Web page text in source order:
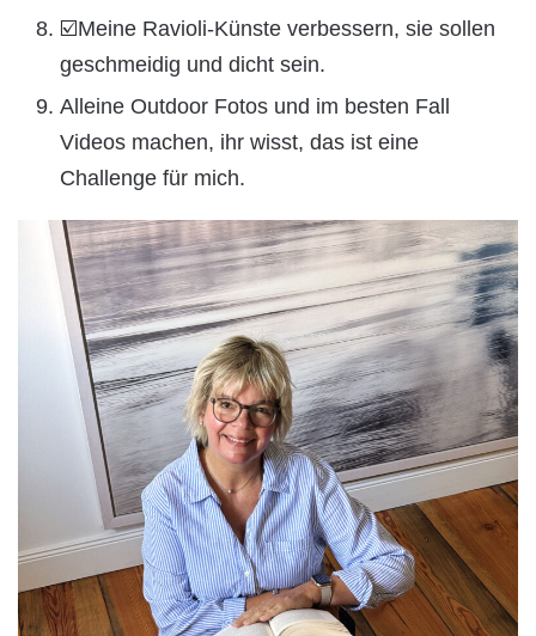
☑️Meine Ravioli-Künste verbessern, sie sollen
geschmeidig und dicht sein.
Alleine Outdoor Fotos und im besten Fall
Videos machen, ihr wisst, das ist eine
Challenge für mich.